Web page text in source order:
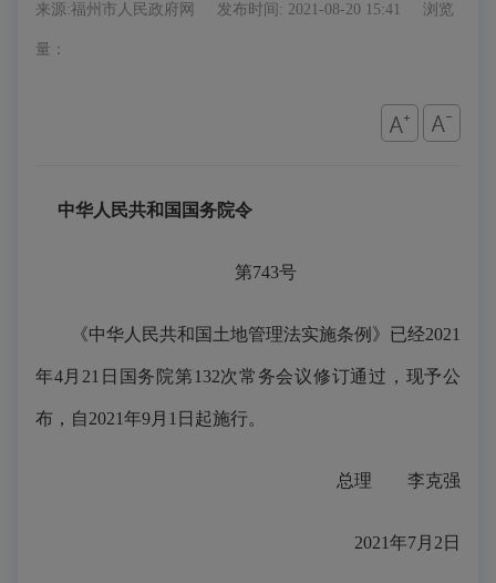
来源:福州市人民政府网 发布时间: 2021-08-20 15:41 浏览
量：
中华人民共和国国务院令
第743号
《中华人民共和国土地管理法实施条例》已经2021
年4月21日国务院第132次常务会议修订通过，现予公
布，自2021年9月1日起施行。
总理 李克强
2021年7月2日